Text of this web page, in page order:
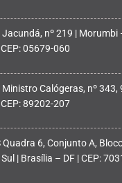
Jacundá, nº 219 | Morumbi
CEP: 05679-060
Ministro Calógeras, nº
CEP: 89202-207
Quadra 6, Conjunto A,
| Brasília – DF | CEP: